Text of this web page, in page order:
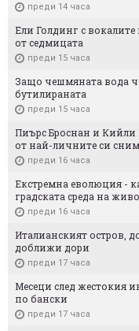
преди 14 часа
Ели Голдинг с
от седмицата
преди 15 часа
Защо чешмяната вода
бутилираната
преди 15 часа
Пиърс Броснан и Кийли
от най-личните си
преди 16 часа
Екстремна еволюция -
градската среда на
преди 16 часа
Италианският остров,
доближи дори
преди 17 часа
Месеци след жестокия
по бански
преди 17 часа